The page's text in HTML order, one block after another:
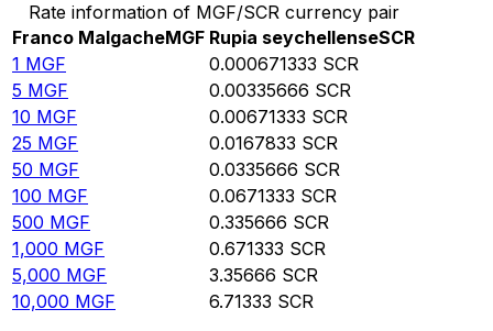
Rate information of MGF/SCR currency pair
Franco MalgacheMGF Rupia seychellenseSCR
1 MGF 0.000671333 SCR
5 MGF 0.00335666 SCR
10 MGF 0.00671333 SCR
25 MGF 0.0167833 SCR
50 MGF 0.0335666 SCR
100 MGF 0.0671333 SCR
500 MGF 0.335666 SCR
1,000 MGF 0.671333 SCR
5,000 MGF 3.35666 SCR
10,000 MGF 6.71333 SCR